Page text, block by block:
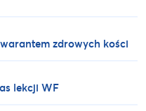
zdrowych kości
lekcji WF